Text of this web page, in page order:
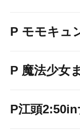
P モモキュ
P 魔法少女
P江頭